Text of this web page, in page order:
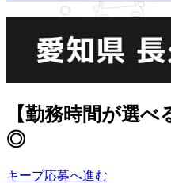
【勤務時間が選
◎
キープ応募へ進む